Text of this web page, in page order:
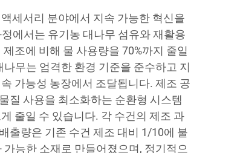
세서리 분야에서 지속 가능한 혁신을
에서는 유기농 대나무 섬유와 재활용
조에 비해 물 사용량을 70%까지 줄일
무는 엄격한 환경 기준을 준수하고 지
가능성 농장에서 조달됩니다. 제조 공
질 사용을 최소화하는 순환형 시스템
줄일 수 있습니다. 각 수건의 제조 과
출량은 기존 수건 제조 대비 1/10에 불
능한 소재로 만들어졌으며, 정기적으